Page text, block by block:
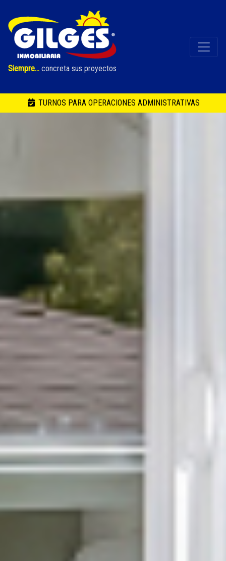
Siempre... concreta sus proyectos
TURNOS PARA OPERACIONES ADMINISTRATIVAS